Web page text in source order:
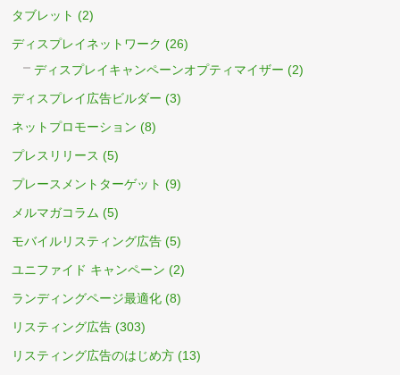
タブレット (2)
ディスプレイネットワーク (26)
ディスプレイキャンペーンオプティマイザー (2)
ディスプレイ広告ビルダー (3)
ネットプロモーション (8)
プレスリリース (5)
プレースメントターゲット (9)
メルマガコラム (5)
モバイルリスティング広告 (5)
ユニファイド キャンペーン (2)
ランディングページ最適化 (8)
リスティング広告 (303)
リスティング広告のはじめ方 (13)